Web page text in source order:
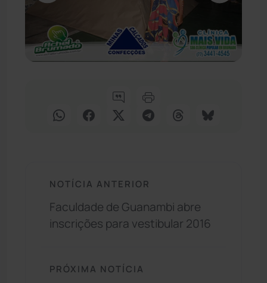
NOTÍCIA ANTERIOR
Faculdade de Guanambi abre
inscrições para vestibular 2016
PRÓXIMA NOTÍCIA